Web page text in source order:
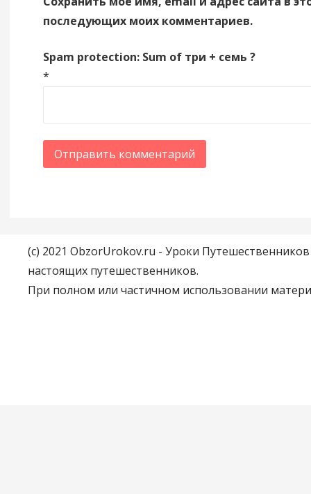
последующих моих комментариев.
Spam protection: Sum of три + семь ?
*
(c) 2021 ObzorUrokov.ru - Уроки
настоящих путешественников.
При полном или частичном использовании